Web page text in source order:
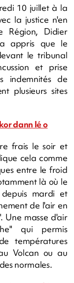
10 juillet à la
la justice n'en
Région, Didier
appris que le
le tribunal
et prise
indemnités de
plusieurs sites
dann lé o
frais le soir et
cela comme
entre le froid
là où le
mardi et
de l'air en
Une masse d'air
qui permis
températures
Volcan ou au
normales.